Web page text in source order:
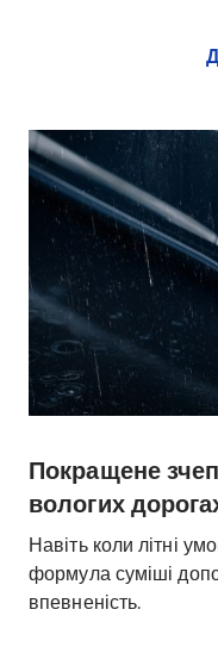
Покращене
вологих
Навіть коли літні
формула суміші
впевненість.